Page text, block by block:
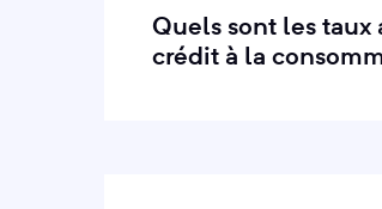
Quels sont les taux
crédit à la